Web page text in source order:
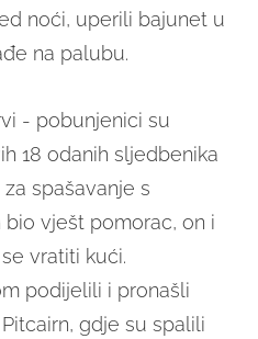
noći, uperili bajunet u
na palubu.
- pobunjenici su
18 odanih sljedbenika
spašavanje s
bio vješt pomorac, on i
vratiti kući.
podijelili i pronašli
gdje su spalili